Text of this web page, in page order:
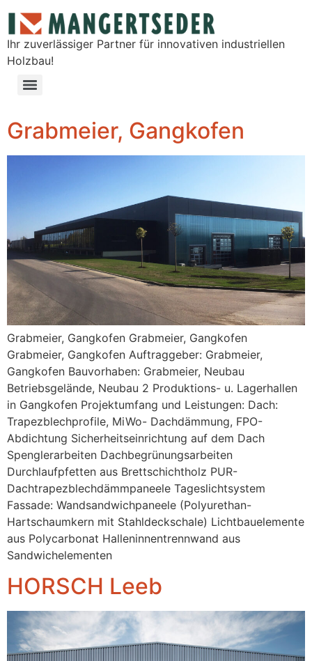
Ihr zuverlässiger Partner für innovativen industriellen
Holzbau!
Grabmeier, Gangkofen
Grabmeier, Gangkofen Grabmeier, Gangkofen
Grabmeier, Gangkofen Auftraggeber: Grabmeier,
Gangkofen Bauvorhaben: Grabmeier, Neubau
Betriebsgelände, Neubau 2 Produktions- u. Lagerhallen
in Gangkofen Projektumfang und Leistungen: Dach:
Trapezblechprofile, MiWo- Dachdämmung, FPO-
Abdichtung Sicherheitseinrichtung auf dem Dach
Spenglerarbeiten Dachbegrünungsarbeiten
Durchlaufpfetten aus Brettschichtholz PUR-
Dachtrapezblechdämmpaneele Tageslichtsystem
Fassade: Wandsandwichpaneele (Polyurethan-
Hartschaumkern mit Stahldeckschale) Lichtbauelemente
aus Polycarbonat Halleninnentrennwand aus
Sandwichelementen
HORSCH Leeb